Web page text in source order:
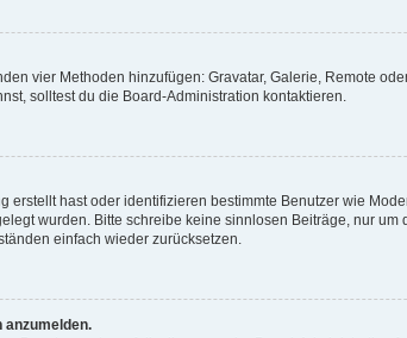
vier Methoden hinzufügen: Gravatar, Galerie, Remote
solltest du die Board-Administration kontaktieren.
hast oder identifizieren bestimmte Benutzer wie
wurden. Bitte schreibe keine sinnlosen Beiträge, nur
einfach wieder zurücksetzen.
anzumelden.